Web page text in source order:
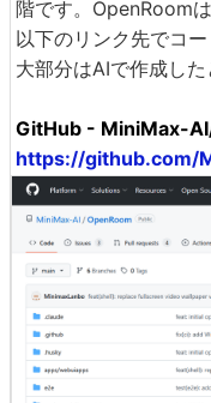
階です。OpenRoom
以下のリンク先でコ
大部分はAIで作成した
GitHub - MiniMax-
https://github.com/